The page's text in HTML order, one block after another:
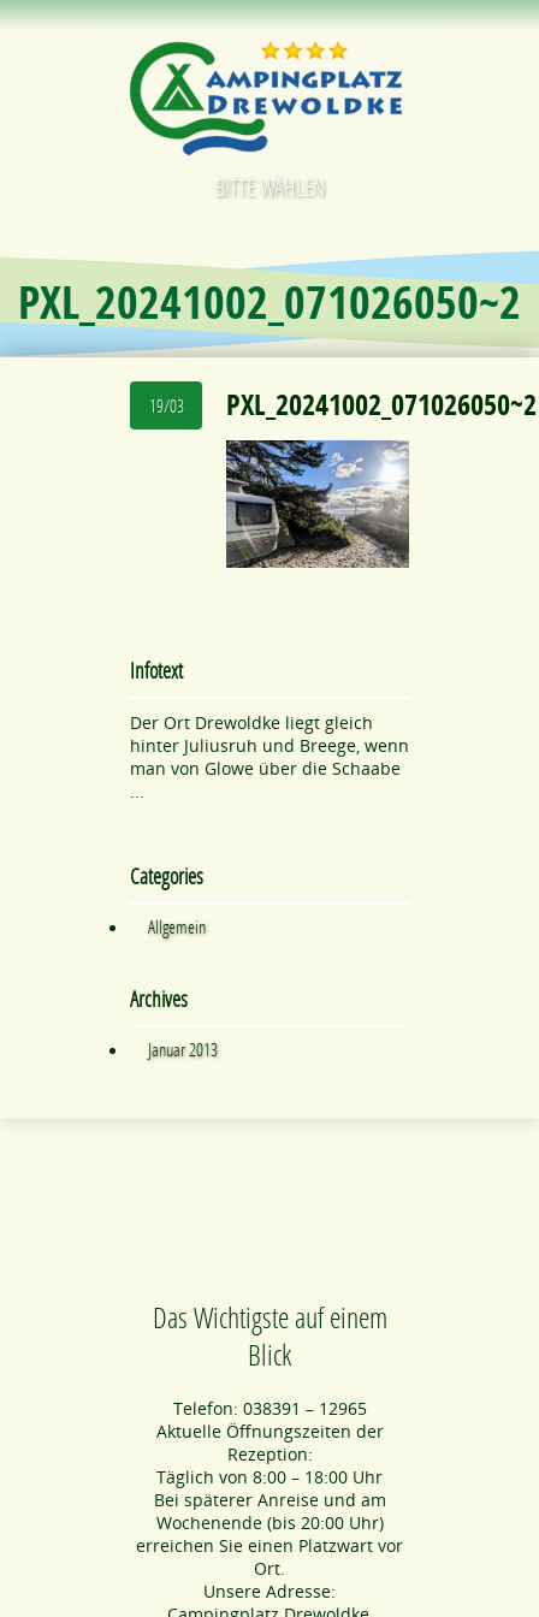
BITTE WÄHLEN
PXL_20241002_071026050~2
19/03 PXL_20241002_071026050~2
Infotext
Der Ort Drewoldke liegt gleich
hinter Juliusruh und Breege, wenn
man von Glowe über die Schaabe
Categories
Allgemein
Archives
Januar 2013
Das Wichtigste auf einem
Blick
Telefon: 038391 – 12965
Aktuelle Öffnungszeiten der
Rezeption:
Täglich von 8:00 – 18:00 Uhr
Bei späterer Anreise und am
Wochenende (bis 20:00 Uhr)
erreichen Sie einen Platzwart vor
Ort.
Unsere Adresse: